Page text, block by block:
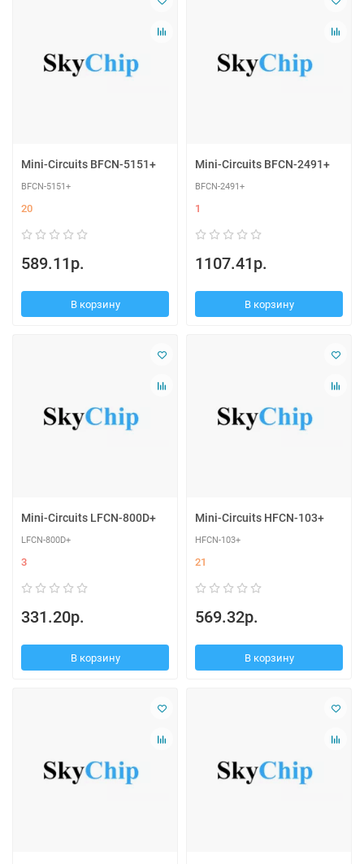
Mini-Circuits BFCN-5151+
BFCN-5151+
20
589.11р.
В корзину
Mini-Circuits BFCN-2491+
BFCN-2491+
1
1107.41р.
В корзину
Mini-Circuits LFCN-800D+
LFCN-800D+
3
331.20р.
В корзину
Mini-Circuits HFCN-103+
HFCN-103+
21
569.32р.
В корзину